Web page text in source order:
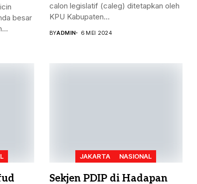
besar
calon legislatif (caleg) ditetapkan oleh
KPU Kabupaten...
BYADMIN 6 MEI 2024
JAKARTA NASIONAL
Sekjen PDIP di Hadapan